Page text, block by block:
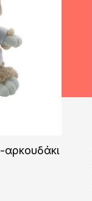
αρκουδάκι